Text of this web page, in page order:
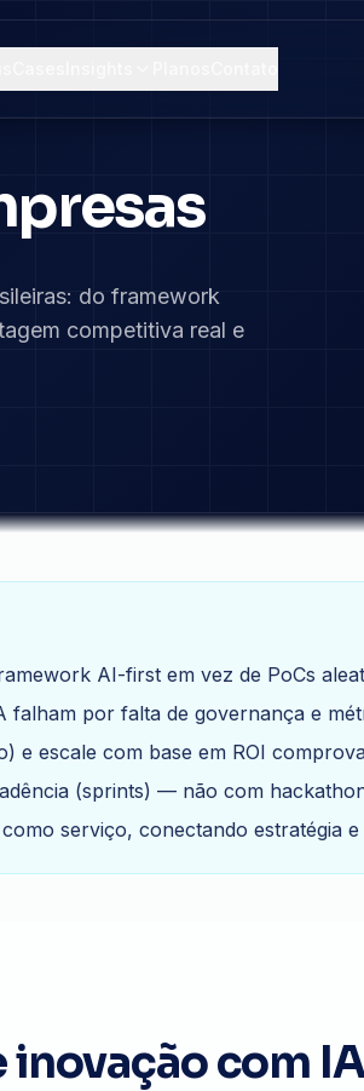
do framework
competitiva real e
AI-first em vez de PoCs
falham por falta de governança e
e escale com base em ROI
(sprints) — não com
serviço, conectando estratégia
com